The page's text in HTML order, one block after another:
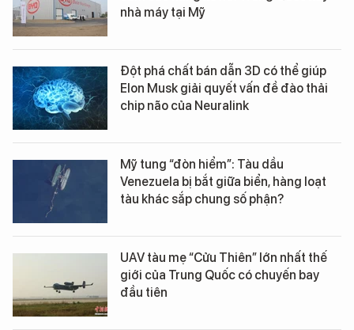
nhà máy tại Mỹ
Đột phá chất bán dẫn 3D có thể giúp
Elon Musk giải quyết vấn đề đào thải
chip não của Neuralink
Mỹ tung “đòn hiểm”: Tàu dầu
Venezuela bị bắt giữa biển, hàng loạt
tàu khác sắp chung số phận?
UAV tàu mẹ “Cửu Thiên” lớn nhất thế
giới của Trung Quốc có chuyến bay
đầu tiên